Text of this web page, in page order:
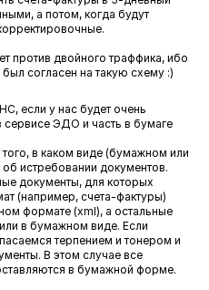
а потом, когда будут
против двойного траффика, ибо
согласен на такую схему :)
если у нас будет очень
сервисе ЭДО и часть в бумаге
того, в каком виде (бумажном или
истребовании документов.
документы, для которых
(например, счета-фактуры)
формате (xml), а остальные
в бумажном виде. Если
терпением и тонером и
В этом случае все
в бумажной форме.